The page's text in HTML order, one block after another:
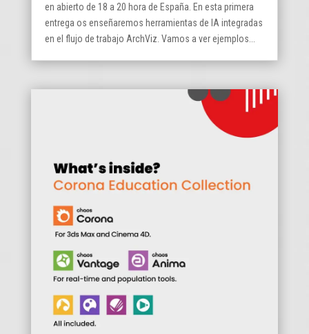
en abierto de 18 a 20 hora de España. En esta primera
entrega os enseñaremos herramientas de IA integradas
en el flujo de trabajo ArchViz. Vamos a ver ejemplos...